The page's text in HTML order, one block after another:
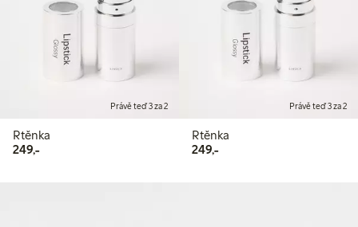
Právě teď 3 za 2
Rtěnka
249,-249,00 Kč
Právě teď 3 za 2
Rtěnka
249,-249,00 Kč